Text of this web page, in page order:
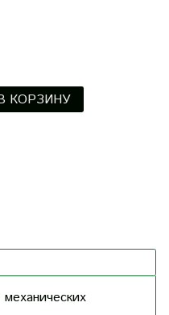
КОРЗИНУ